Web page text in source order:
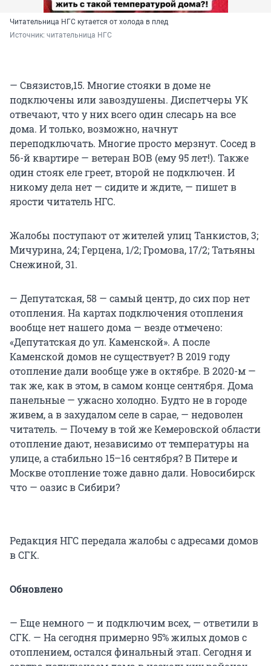
Читательница НГС кутается от холода в плед
Источник: читательница НГС
— Связистов,15. Многие стояки в доме не
подключены или завоздушены. Диспетчеры УК
отвечают, что у них всего один слесарь на все
дома. И только, возможно, начнут
переподключать. Многие просто мерзнут. Сосед в
56-й квартире — ветеран ВОВ (ему 95 лет!). Также
один стояк еле греет, второй не подключен. И
никому дела нет — сидите и ждите, — пишет в
ярости читатель НГС.
Жалобы поступают от жителей улиц Танкистов, 3;
Мичурина, 24; Герцена, 1/2; Громова, 17/2; Татьяны
Снежиной, 31.
— Депутатская, 58 — самый центр, до сих пор нет
отопления. На картах подключения отопления
вообще нет нашего дома — везде отмечено:
«Депутатская до ул. Каменской». А после
Каменской домов не существует? В 2019 году
отопление дали вообще уже в октябре. В 2020-м —
так же, как в этом, в самом конце сентября. Дома
панельные — ужасно холодно. Будто не в городе
живем, а в захудалом селе в сарае, — недоволен
читатель. — Почему в той же Кемеровской области
отопление дают, независимо от температуры на
улице, а стабильно 15–16 сентября? В Питере и
Москве отопление тоже давно дали. Новосибирск
что — оазис в Сибири?
Редакция НГС передала жалобы с адресами домов
в СГК.
Обновлено
— Еще немного — и подключим всех, — ответили в
СГК. — На сегодня примерно 95% жилых домов с
отоплением, остался финальный этап. Сегодня и